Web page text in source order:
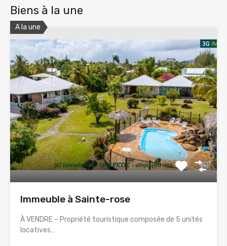
Biens à la une
A la une
Immeuble à Sainte-rose
À VENDRE – Propriété touristique composée de 5 unités
locatives…